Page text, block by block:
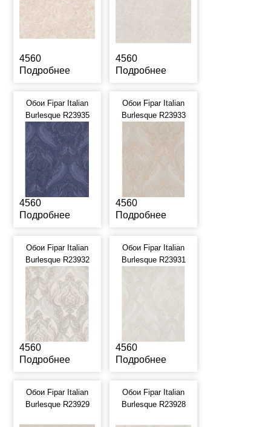
4560
Подробнее
4560
Подробнее
Обои Fipar Italian
Burlesque R23935
4560
Подробнее
Обои Fipar Italian
Burlesque R23933
4560
Подробнее
Обои Fipar Italian
Burlesque R23932
4560
Подробнее
Обои Fipar Italian
Burlesque R23931
4560
Подробнее
Обои Fipar Italian
Burlesque R23929
Обои Fipar Italian
Burlesque R23928